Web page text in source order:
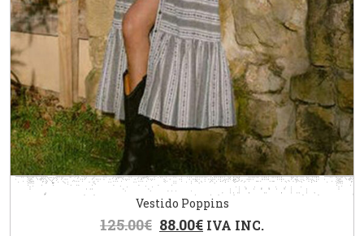
Vestido Poppins
125.00€ 88.00€ IVA INC.